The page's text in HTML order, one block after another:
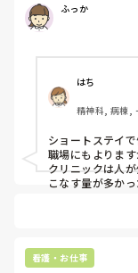
でもPNSでやれと
新人を指導しなが
いと思いますか？
ふっか
はち
精神科, 病棟,
ショートステイ
職場にもよりま
クリニックは人
こなす量が多か
看護・お仕事